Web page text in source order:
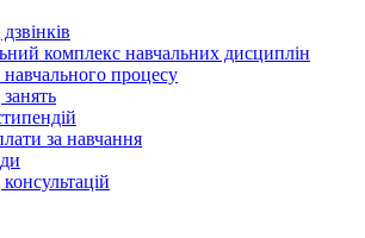
комплекс навчальних дисциплін
навчального процесу
за навчання